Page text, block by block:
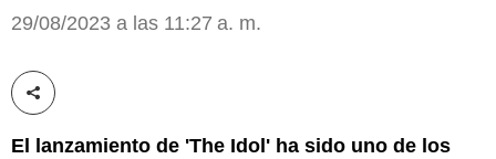
29/08/2023 a las 11:27 a. m.
Compartir esta noticia
El lanzamiento de 'The Idol' ha sido uno de los